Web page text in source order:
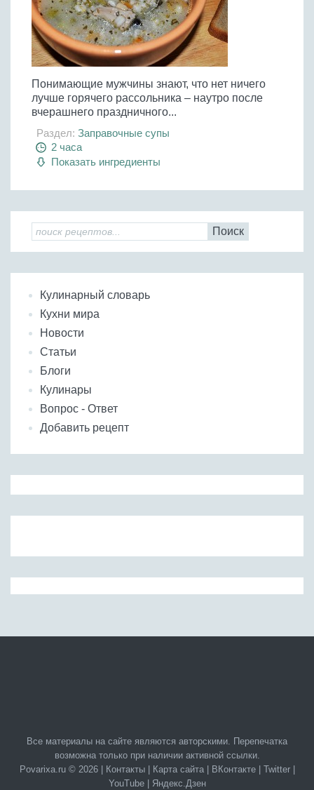
Понимающие мужчины знают, что нет ничего
лучше горячего рассольника – наутро после
вчерашнего праздничного...
Раздел: Заправочные супы
2 часа
Показать ингредиенты
Поиск
Кулинарный словарь
Кухни мира
Новости
Статьи
Блоги
Кулинары
Вопрос - Ответ
Добавить рецепт
Все материалы на сайте являются авторскими. Перепечатка
возможна только при наличии активной ссылки.
Povarixa.ru © 2026 |
Контакты| Карта сайта| ВКонтакте| Twitter|
YouTube| Яндекс.Дзен